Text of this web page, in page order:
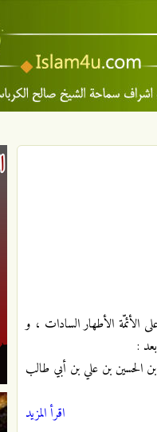
الأئمّة الأطهار السادات ، و
:
بن الحسين بن علي بن أبي طالب
اقرأ المزيد